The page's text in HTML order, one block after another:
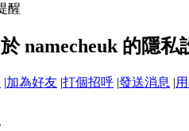
醒
namecheuk 的隱
|加為好友 |打個招呼 |發送消息 |